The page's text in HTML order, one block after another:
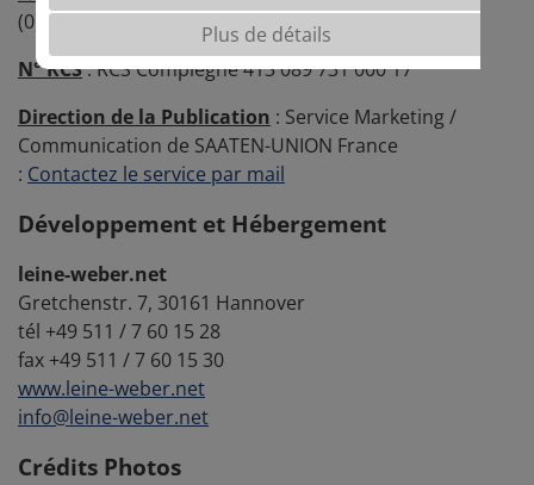
(0)3 44 91 48 48
N° RCS: RCS Compiègne 413 089 731 000 17
Direction de la Publication : Service Marketing /
Communication de SAATEN-UNION France
: Contactez le service par mail
Développement et Hébergement
leine-weber.net
Gretchenstr. 7, 30161 Hannover
tél +49 511 / 7 60 15 28
fax +49 511 / 7 60 15 30
www.leine-weber.net
info@leine-weber.net
Crédits Photos
Plus de détails